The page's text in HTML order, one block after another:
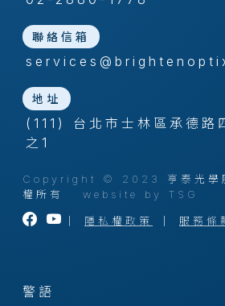
聯絡信箱
地址
(111) 台北市士林區承德路
之1
Copyright © 2023 亨泰光學
權所有 website by TSG
隱私權政策 服務條
警語